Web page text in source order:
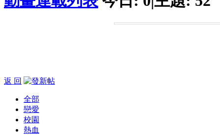
返 回
全部
戀愛
校園
熱血